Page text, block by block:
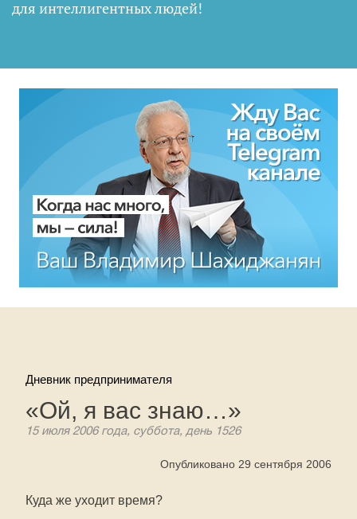
для интеллигентных людей!
Дневник предпринимателя
«Ой, я вас знаю…»
15 июля 2006 года, суббота, день 1526
Опубликовано 29 сентября 2006
Куда же уходит время?